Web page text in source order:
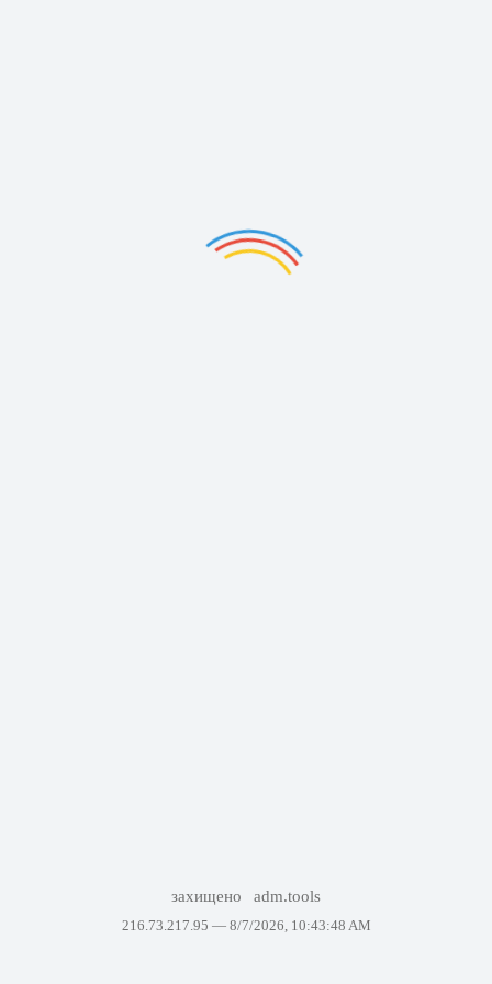
захищено adm.tools
216.73.217.95 — 8/7/2026, 10:43:48 AM